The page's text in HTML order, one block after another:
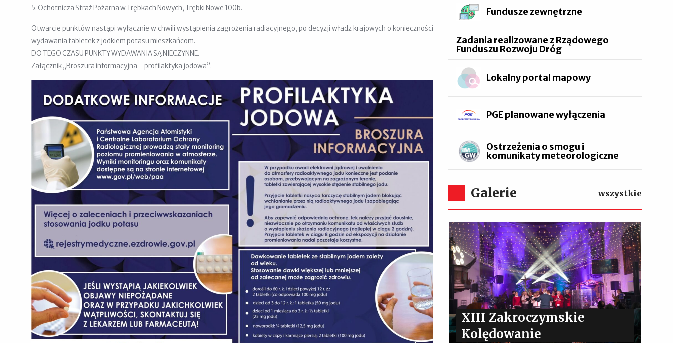
5. Ochotnicza Straż Pożarna w Trębkach Nowych, Trębki Nowe 100b.
Otwarcie punktów nastąpi wyłącznie w chwili wystąpienia zagrożenia radiacyjnego, po decyzji władz krajowych o konieczności
wydawania tabletek z jodkiem potasu mieszkańcom.
DO TEGO CZASU PUNKTY WYDAWANIA SĄ NIECZYNNE.
Załącznik „Broszura informacyjna – profilaktyka jodowa”.
Fundusze zewnętrzne
Zadania realizowane z Rządowego
Funduszu Rozwoju Dróg
Lokalny portal mapowy
PGE planowane wyłączenia
Ostrzeżenia o smogu i
komunikaty meteorologiczne
Galerie wszystkie
XIII Zakroczymskie
Kolędowanie